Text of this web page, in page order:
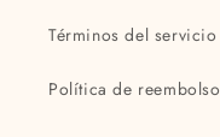
Términos del servicio
Política de reembolso